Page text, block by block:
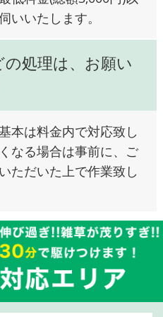
いいたします。
処理は、お願い
本は料金内で対応致し
なる場合は事前に、ご
ただいた上で作業致し